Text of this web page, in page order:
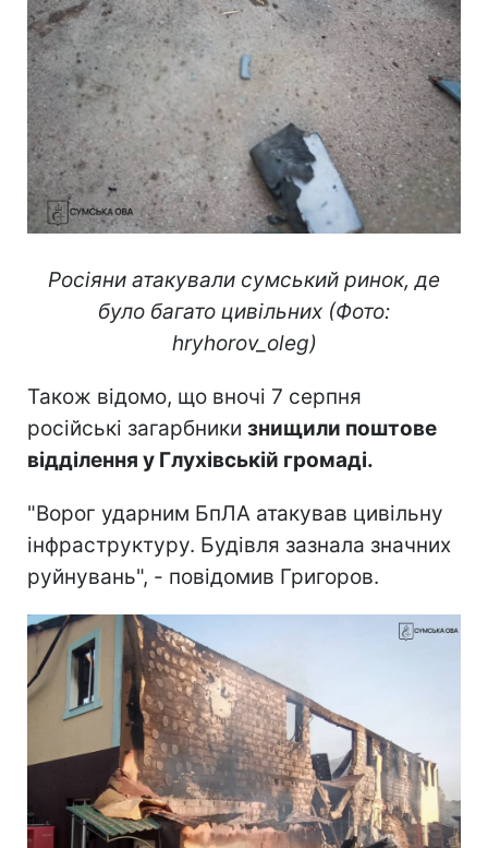
Росіяни атакували сумський ринок, де
було багато цивільних (Фото:
hryhorov_oleg)
Також відомо, що вночі 7 серпня
російські загарбники знищили поштове
відділення у Глухівській громаді.
"Ворог ударним БпЛА атакував цивільну
інфраструктуру. Будівля зазнала значних
руйнувань", - повідомив Григоров.